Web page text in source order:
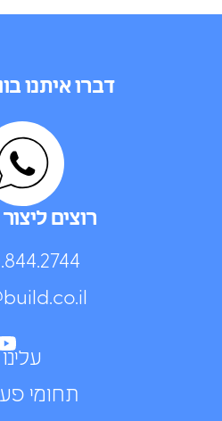
עלינו
תחומי
דברו איתנו
רוצים